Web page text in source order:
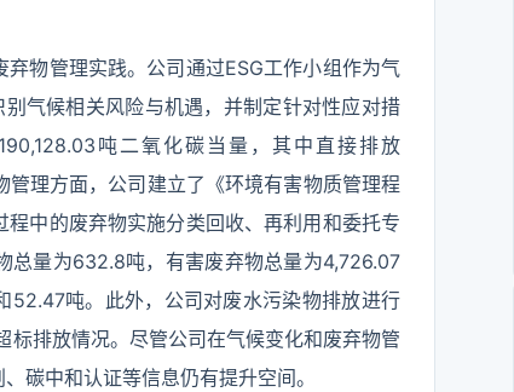
物管理实践。公司通过ESG工作小组作为气
气候相关风险与机遇，并制定针对性应对措
吨二氧化碳当量，其中直接排放
理方面，公司建立了《环境有害物质管理程
中的废弃物实施分类回收、再利用和委托专
总量为632.8吨，有害废弃物总量为4,726.07
52.47吨。此外，公司对废水污染物排放进行
标排放情况。尽管公司在气候变化和废弃物管
碳中和认证等信息仍有提升空间。